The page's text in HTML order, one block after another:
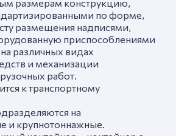
размерам конструкцию,
по форме,
размещения надписями,
приспособлениями
различных видах
и механизации
работ.
к транспортному
на
и крупнотоннажные.